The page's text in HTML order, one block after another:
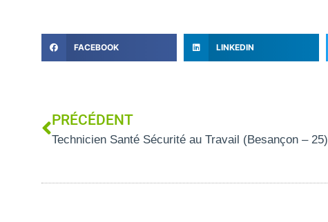
FACEBOOK LINKEDIN
PRÉCÉDENT
Technicien Santé Sécurité au Travail (Besançon – 25)